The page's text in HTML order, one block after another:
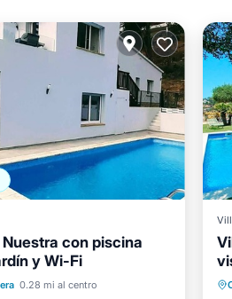
con piscina
y Wi-Fi
0.28 mi al centro
Aparcamiento